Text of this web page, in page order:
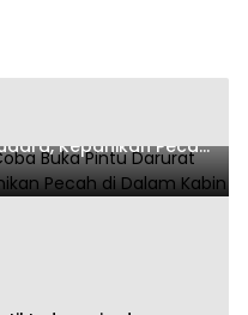
Buka Pintu
Kepanikan Pecah